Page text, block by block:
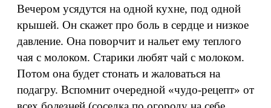
Вечером усядутся на одной кухне, под одной
крышей. Он скажет про боль в сердце и низкое
давление. Она поворчит и нальет ему теплого
чая с молоком. Старики любят чай с молоком.
Потом она будет стонать и жаловаться на
подагру. Вспомнит очередной «чудо-рецепт» от